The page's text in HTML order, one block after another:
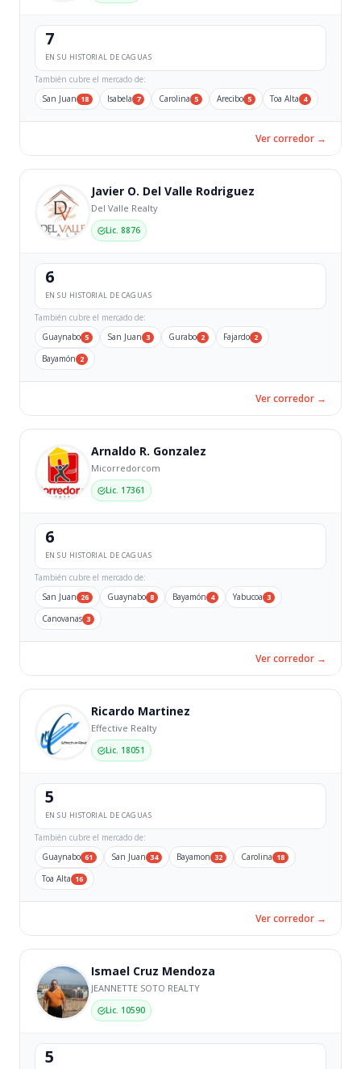
7
EN SU HISTORIAL DE CAGUAS
También cubre el mercado de:
San Juan 18 Isabela 7 Carolina 5 Arecibo 5 Toa Alta 4
Ver corredor →
Javier O. Del Valle Rodriguez
Del Valle Realty
Lic. 8876
6
EN SU HISTORIAL DE CAGUAS
También cubre el mercado de:
Guaynabo 5 San Juan 3 Gurabo 2 Fajardo 2
Bayamón 2
Ver corredor →
Arnaldo R. Gonzalez
Micorredorcom
Lic. 17361
6
EN SU HISTORIAL DE CAGUAS
También cubre el mercado de:
San Juan 26 Guaynabo 8 Bayamón 4 Yabucoa 3
Canovanas 3
Ver corredor →
Ricardo Martinez
Effective Realty
Lic. 18051
5
EN SU HISTORIAL DE CAGUAS
También cubre el mercado de:
Guaynabo 61 San Juan 34 Bayamon 32 Carolina 18
Toa Alta 16
Ver corredor →
Ismael Cruz Mendoza
JEANNETTE SOTO REALTY
Lic. 10590
5